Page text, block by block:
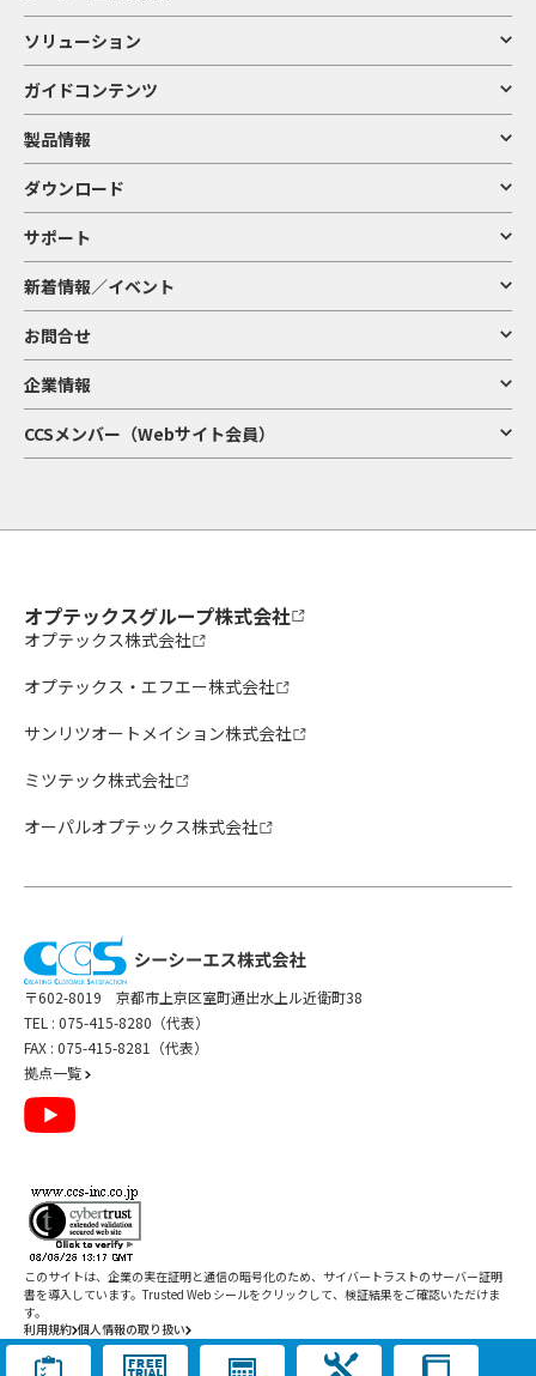
ソリューション
ガイドコンテンツ
製品情報
ダウンロード
サポート
新着情報／イベント
お問合せ
企業情報
CCSメンバー（Webサイト会員）
オプテックスグループ株式会社
オプテックス株式会社
オプテックス・エフエー株式会社
サンリツオートメイション株式会社
ミツテック株式会社
オーパルオプテックス株式会社
〒602-8019 京都市上京区室町通出水上ル近衛町38
TEL : 075-415-8280（代表）
FAX : 075-415-8281（代表）
拠点一覧
利用規約 個人情報の取り扱い
Copyright ©
2026CCS Inc. All Rights Reserved.
このサイトは、企業の実在証明と通信の暗号化のため、サイバートラストのサーバー証明
書を導入しています。Trusted Web シールをクリックして、検証結果をご確認いただけま
す。